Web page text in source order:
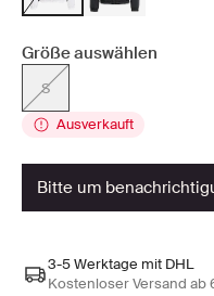
Größe auswählen
S
Ausverkauft
bitte um
3-5 Werktage mit DHL
Kostenloser Versand ab